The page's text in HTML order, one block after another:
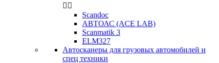
 
Scandoc
АВТОАС (ACE LAB)
Scanmatik 3
ELM327
Автосканеры для грузовых автомобилей и
спец техники